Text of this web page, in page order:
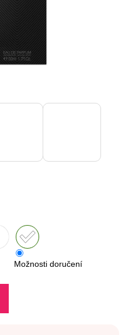
Možnosti doručení